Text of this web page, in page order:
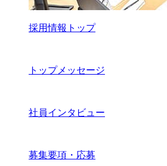
採用情報トップ
トップメッセージ
社員インタビュー
募集要項・応募